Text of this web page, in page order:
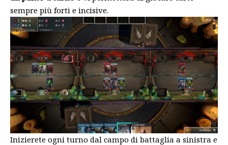
sempre più forti e incisive.
Inizierete ogni turno dal campo di battaglia a sinistra e